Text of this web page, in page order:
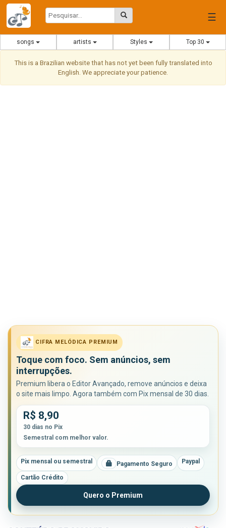
☰
songs artists Styles Top 30
This is a Brazilian website that has not yet been fully translated into
English. We appreciate your patience.
CIFRA MELÓDICA PREMIUM
Toque com foco. Sem anúncios, sem
interrupções.
Premium libera o Editor Avançado, remove anúncios e deixa
o site mais limpo. Agora também com Pix mensal de 30 dias.
R$ 8,90
30 dias no Pix
Semestral com melhor valor.
Pix mensal ou semestral Pagamento Seguro Paypal
Cartão Crédito
Quero o Premium